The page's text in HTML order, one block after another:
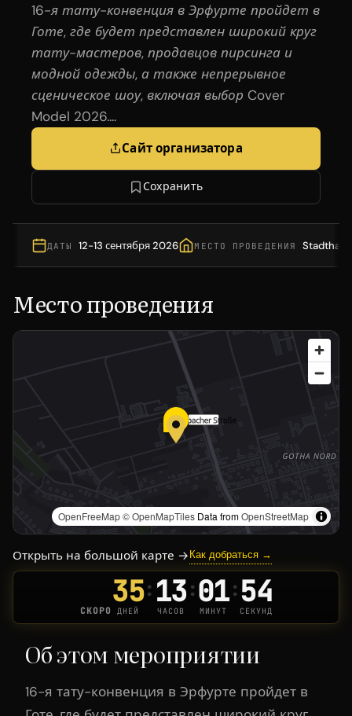
16-я тату-конвенция в Эрфурте пройдет в
Готе, где будет представлен широкий круг
тату-мастеров, продавцов пирсинга и
модной одежды, а также непрерывное
сценическое шоу, включая выбор Cover
Model 2026....
Сайт организатора
Сохранить
ДАТЫ 12-13 сентября 2026 МЕСТО ПРОВЕДЕНИЯ
Место проведения
OpenFreeMap© OpenMapTiles Data fromOpenStreetMap
Открыть на большой карте → Как добраться →
СКОРО
35
ДНЕЙ
: 13
ЧАСОВ
:01
МИНУТ
:54
СЕКУНД
Об этом мероприятии
16-я тату-конвенция в Эрфурте пройдет в